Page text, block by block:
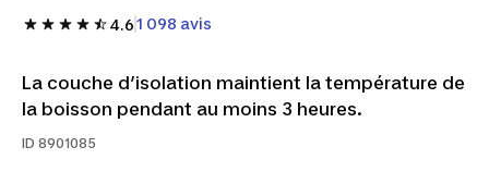
4.61 098 avis
La couche d’isolation maintient la température de
la boisson pendant au moins 3 heures.
ID 8901085